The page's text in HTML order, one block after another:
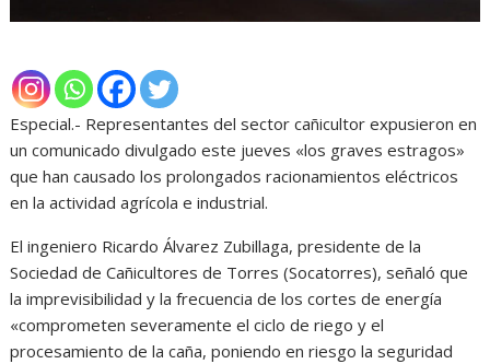
Especial.- Representantes del sector cañicultor expusieron en
un comunicado divulgado este jueves «los graves estragos»
que han causado los prolongados racionamientos eléctricos
en la actividad agrícola e industrial.
El ingeniero Ricardo Álvarez Zubillaga, presidente de la
Sociedad de Cañicultores de Torres (Socatorres), señaló que
la imprevisibilidad y la frecuencia de los cortes de energía
«comprometen severamente el ciclo de riego y el
procesamiento de la caña, poniendo en riesgo la seguridad